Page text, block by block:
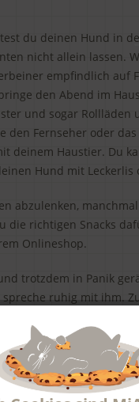
du deinen Hund in
nicht allein lassen.
empfindlich auf
den Abend im
und sogar Rollläden
den Fernseher oder
deinem Haustier. Du
Hund mit Leckerlis
abzulenken,
die richtigen Snacks
Onlineshop.
trotzdem in Panik
spreche ruhig mit ihm.
Hormone aus, die
du deinen Hund, tu